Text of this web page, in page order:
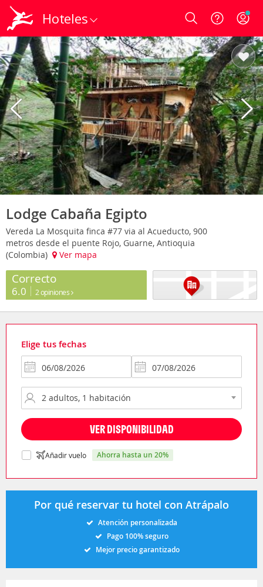
Hoteles Login
Lodge Cabaña Egipto
Vereda La Mosquita finca #77 via al Acueducto, 900
metros desde el puente Rojo, Guarne, Antioquia
(Colombia)
Ver mapa
Correcto
6.0 2 opiniones
Elige tus fechas
VER DISPONIBILIDAD
Añadir vuelo ahorra hasta un 20%
Por qué reservar tu hotel con Atrápalo
Atención personalizada
Pago 100% seguro
Mejor precio garantizado